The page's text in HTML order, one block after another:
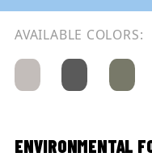
AVAILABLE COLORS:
ENVIRONMENTAL